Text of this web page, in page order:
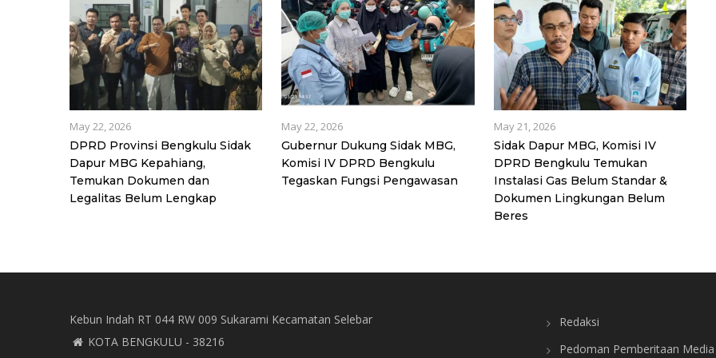
May 22, 2026
DPRD Provinsi Bengkulu Sidak
Dapur MBG Kepahiang,
Temukan Dokumen dan
Legalitas Belum Lengkap
May 22, 2026
Gubernur Dukung Sidak MBG,
Komisi IV DPRD Bengkulu
Tegaskan Fungsi Pengawasan
May 21, 2026
Sidak Dapur MBG, Komisi IV
DPRD Bengkulu Temukan
Instalasi Gas Belum Standar &
Dokumen Lingkungan Belum
Beres
Kebun Indah RT 044 RW 009 Sukarami Kecamatan Selebar
KOTA BENGKULU - 38216
Redaksi
Pedoman Pemberitaan Media